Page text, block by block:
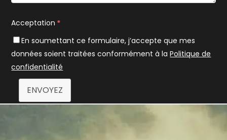
Acceptation *
En soumettant ce formulaire, j’accepte que mes
données soient traitées conformément à laPolitique de
confidentialité
ENVOYEZ